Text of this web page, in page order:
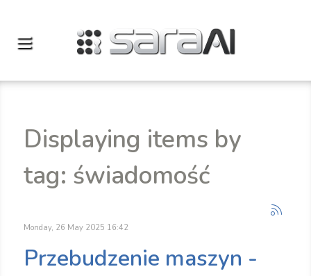
Displaying items by
tag: świadomość
Monday, 26 May 2025 16:42
Przebudzenie maszyn -